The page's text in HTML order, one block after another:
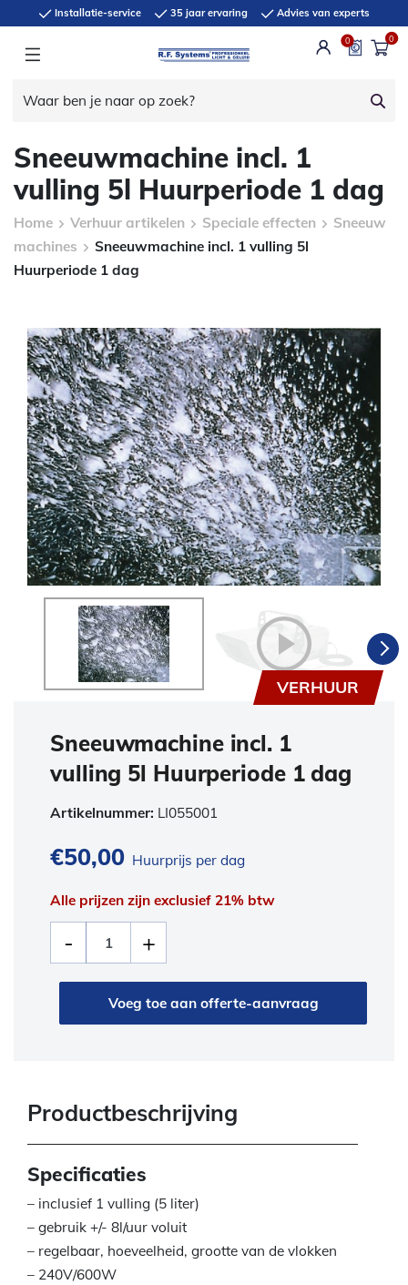
Installatie-service 35 jaar ervaring Advies van experts
0 0
Sneeuwmachine incl. 1
vulling 5l Huurperiode 1 dag
Home Verhuur artikelen Speciale effecten
Sneeuw
machines
Sneeuwmachine incl. 1 vulling 5l
Huurperiode 1 dag
VERHUUR
Sneeuwmachine incl. 1
vulling 5l Huurperiode 1 dag
Artikelnummer: LI055001
€50,00 Huurprijs per dag
Alle prijzen zijn exclusief 21% btw
Voeg toe aan offerte-aanvraag
Productbeschrijving
Specificaties
– inclusief 1 vulling (5 liter)
– gebruik +/- 8l/uur voluit
– regelbaar, hoeveelheid, grootte van de vlokken
– 240V/600W